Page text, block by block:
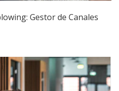
Gestor de Canales